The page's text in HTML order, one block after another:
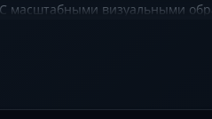
визуальными
раскрывает контраст